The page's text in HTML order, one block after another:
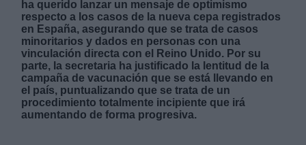
ha querido lanzar un mensaje de optimismo
respecto a los casos de la nueva cepa registrados
en España, asegurando que se trata de casos
minoritarios y dados en personas con una
vinculación directa con el Reino Unido. Por su
parte, la secretaria ha justificado la lentitud de la
campaña de vacunación que se está llevando en
el país, puntualizando que se trata de un
procedimiento totalmente incipiente que irá
aumentando de forma progresiva.